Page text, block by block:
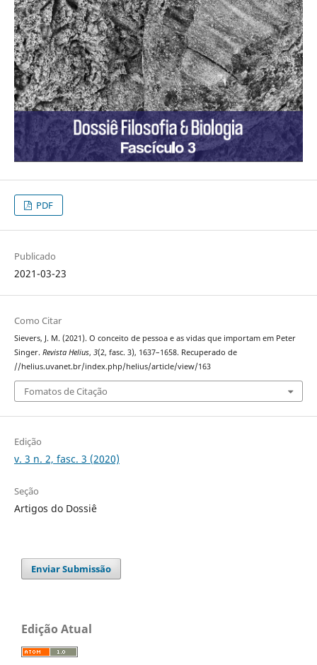
PDF
Publicado
2021-03-23
Como Citar
Sievers, J. M. (2021). O conceito de pessoa e as vidas que importam em Peter
Singer. Revista Helius, 3(2, fasc. 3), 1637–1658. Recuperado de
//helius.uvanet.br/index.php/helius/article/view/163
Fomatos de Citação
Edição
v. 3 n. 2, fasc. 3 (2020)
Seção
Artigos do Dossiê
Enviar Submissão
Edição Atual